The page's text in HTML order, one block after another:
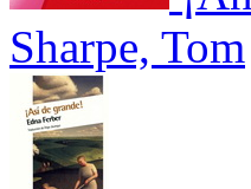
Sharpe, Tom